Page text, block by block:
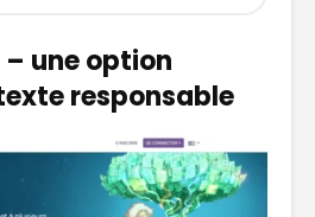
une option
responsable